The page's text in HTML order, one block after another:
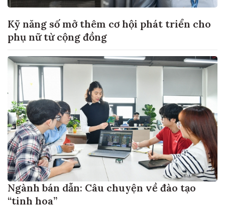
Kỹ năng số mở thêm cơ hội phát triển cho
phụ nữ từ cộng đồng
Ngành bán dẫn: Câu chuyện về đào tạo
“tinh hoa”